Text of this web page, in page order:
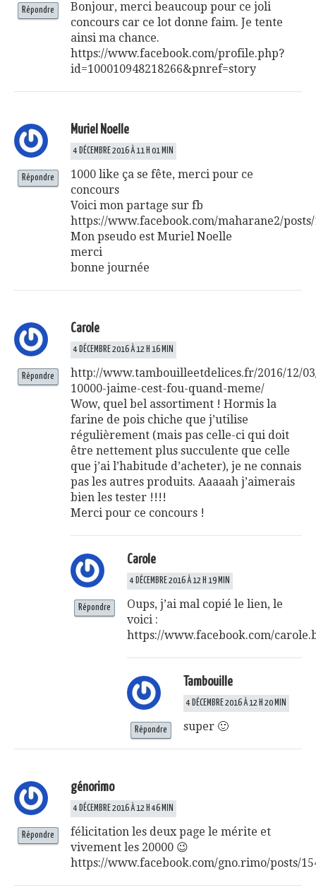
Bonjour, merci beaucoup pour ce joli
concours car ce lot donne faim. Je tente
ainsi ma chance.
https://www.facebook.com/profile.php?
id=100010948218266&pnref=story
Répondre
Muriel Noelle
4 DÉCEMBRE 2016 À 11 H 01 MIN
1000 like ça se fête, merci pour ce
concours
Voici mon partage sur fb
https://www.facebook.com/maharane2/posts/
Mon pseudo est Muriel Noelle
merci
bonne journée
Répondre
Carole
4 DÉCEMBRE 2016 À 12 H 16 MIN
http://www.tambouilleetdelices.fr/2016/12/
10000-jaime-cest-fou-quand-meme/
Wow, quel bel assortiment ! Hormis la
farine de pois chiche que j’utilise
régulièrement (mais pas celle-ci qui doit
être nettement plus succulente que celle
que j’ai l’habitude d’acheter), je ne connais
pas les autres produits. Aaaaah j’aimerais
bien les tester !!!!
Merci pour ce concours !
Répondre
Carole
4 DÉCEMBRE 2016 À 12 H 19 MIN
Oups, j’ai mal copié le lien, le
voici :
https://www.facebook.com/
Répondre
Tambouille
4 DÉCEMBRE 2016 À 12 H 20 MIN
super 🙂
Répondre
génorimo
4 DÉCEMBRE 2016 À 12 H 46 MIN
félicitation les deux page le mérite et
vivement les 20000 😉
https://www.facebook.com/gno.rimo/posts/
Répondre